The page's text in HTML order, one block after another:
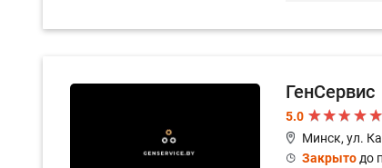
ГенСервис
5.0
Минск, ул.
Закрытодо